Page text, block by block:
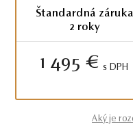
Štandardná záruka
2 roky
1 495 € S DPH
Aký je